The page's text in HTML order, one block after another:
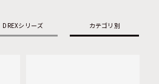
DREXシリーズ カテゴリ別